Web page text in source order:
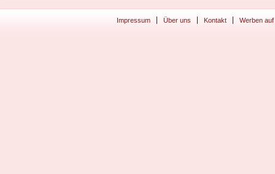
Impressum Über uns Kontakt Werben